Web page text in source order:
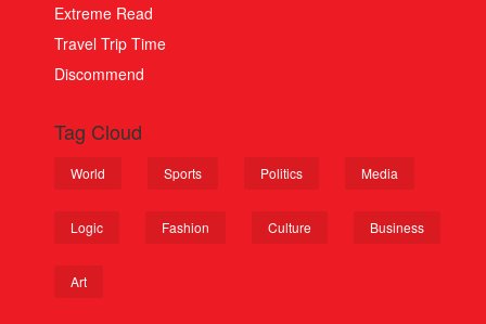
Extreme Read
Travel Trip Time
Discommend
Tag Cloud
World Sports Politics Media
Logic Fashion Culture Business
Art